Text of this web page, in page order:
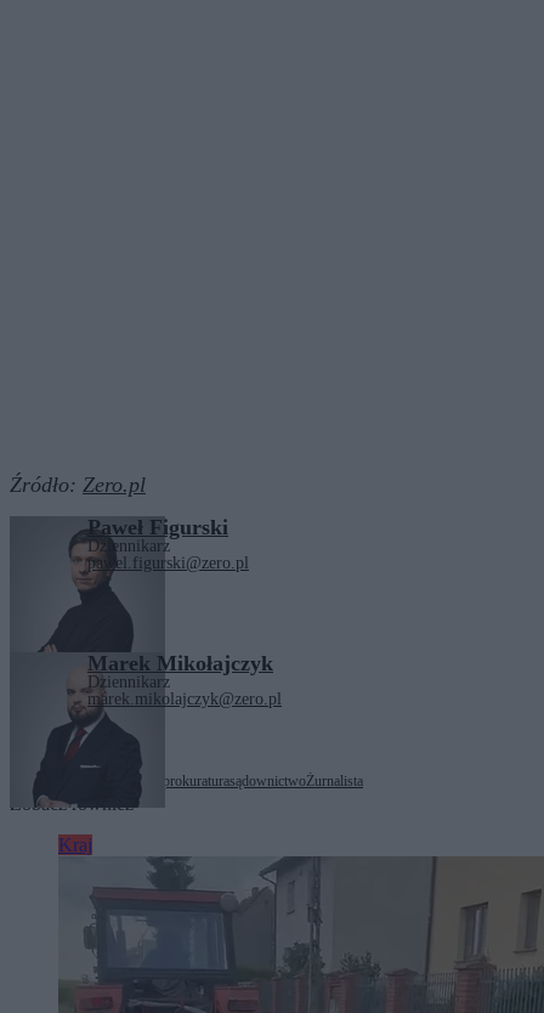
Źródło: Zero.pl
Paweł Figurski
Dziennikarz
pawel.figurski@zero.pl
Marek Mikołajczyk
Dziennikarz
marek.mikolajczyk@zero.pl
Tagi: Dawid Swakowski prokuraturasądownictwoŻurnalista
Zobacz również
Kraj